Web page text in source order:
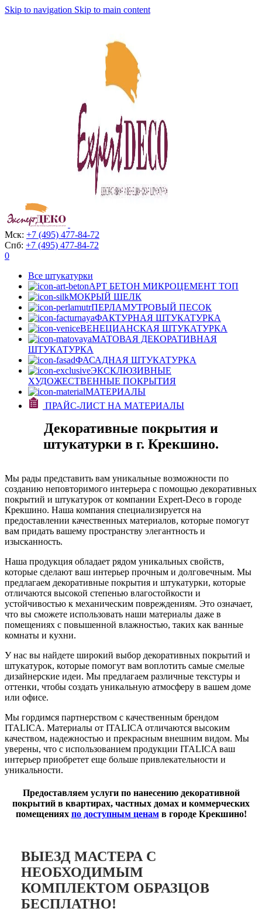
Skip to navigation Skip to main content
Мск: +7 (495) 477-84-72
Спб: +7 (495) 477-84-72
0
Все штукатурки
АРТ БЕТОН МИКРОЦЕМЕНТ ТОП
МОКРЫЙ ШЕЛК
ПЕРЛАМУТРОВЫЙ ПЕСОК
ФАКТУРНАЯ ШТУКАТУРКА
ВЕНЕЦИАНСКАЯ ШТУКАТУРКА
МАТОВАЯ ДЕКОРАТИВНАЯ
ШТУКАТУРКА
ФАСАДНАЯ ШТУКАТУРКА
ЭКСКЛЮЗИВНЫЕ
ХУДОЖЕСТВЕННЫЕ ПОКРЫТИЯ
МАТЕРИАЛЫ
ПРАЙС-ЛИСТ НА МАТЕРИАЛЫ
Декоративные покрытия и
штукатурки в г. Крекшино.
Мы рады представить вам уникальные возможности по
созданию неповторимого интерьера с помощью декоративных
покрытий и штукатурок от компании Expert-Deco в городе
Крекшино. Наша компания специализируется на
предоставлении качественных материалов, которые помогут
вам придать вашему пространству элегантность и
изысканность.
Наша продукция обладает рядом уникальных свойств,
которые сделают ваш интерьер прочным и долговечным. Мы
предлагаем декоративные покрытия и штукатурки, которые
отличаются высокой степенью влагостойкости и
устойчивостью к механическим повреждениям. Это означает,
что вы сможете использовать наши материалы даже в
помещениях с повышенной влажностью, таких как ванные
комнаты и кухни.
У нас вы найдете широкий выбор декоративных покрытий и
штукатурок, которые помогут вам воплотить самые смелые
дизайнерские идеи. Мы предлагаем различные текстуры и
оттенки, чтобы создать уникальную атмосферу в вашем доме
или офисе.
Мы гордимся партнерством с качественным брендом
ITALICA. Материалы от ITALICA отличаются высоким
качеством, надежностью и прекрасным внешним видом. Мы
уверены, что с использованием продукции ITALICA ваш
интерьер приобретет еще больше привлекательности и
уникальности.
Предоставляем услуги по нанесению декоративной
покрытий в квартирах, частных домах и коммерческих
помещениях по доступным ценамв городе Крекшино!
ВЫЕЗД МАСТЕРА С
НЕОБХОДИМЫМ
КОМПЛЕКТОМ ОБРАЗЦОВ
БЕСПЛАТНО!